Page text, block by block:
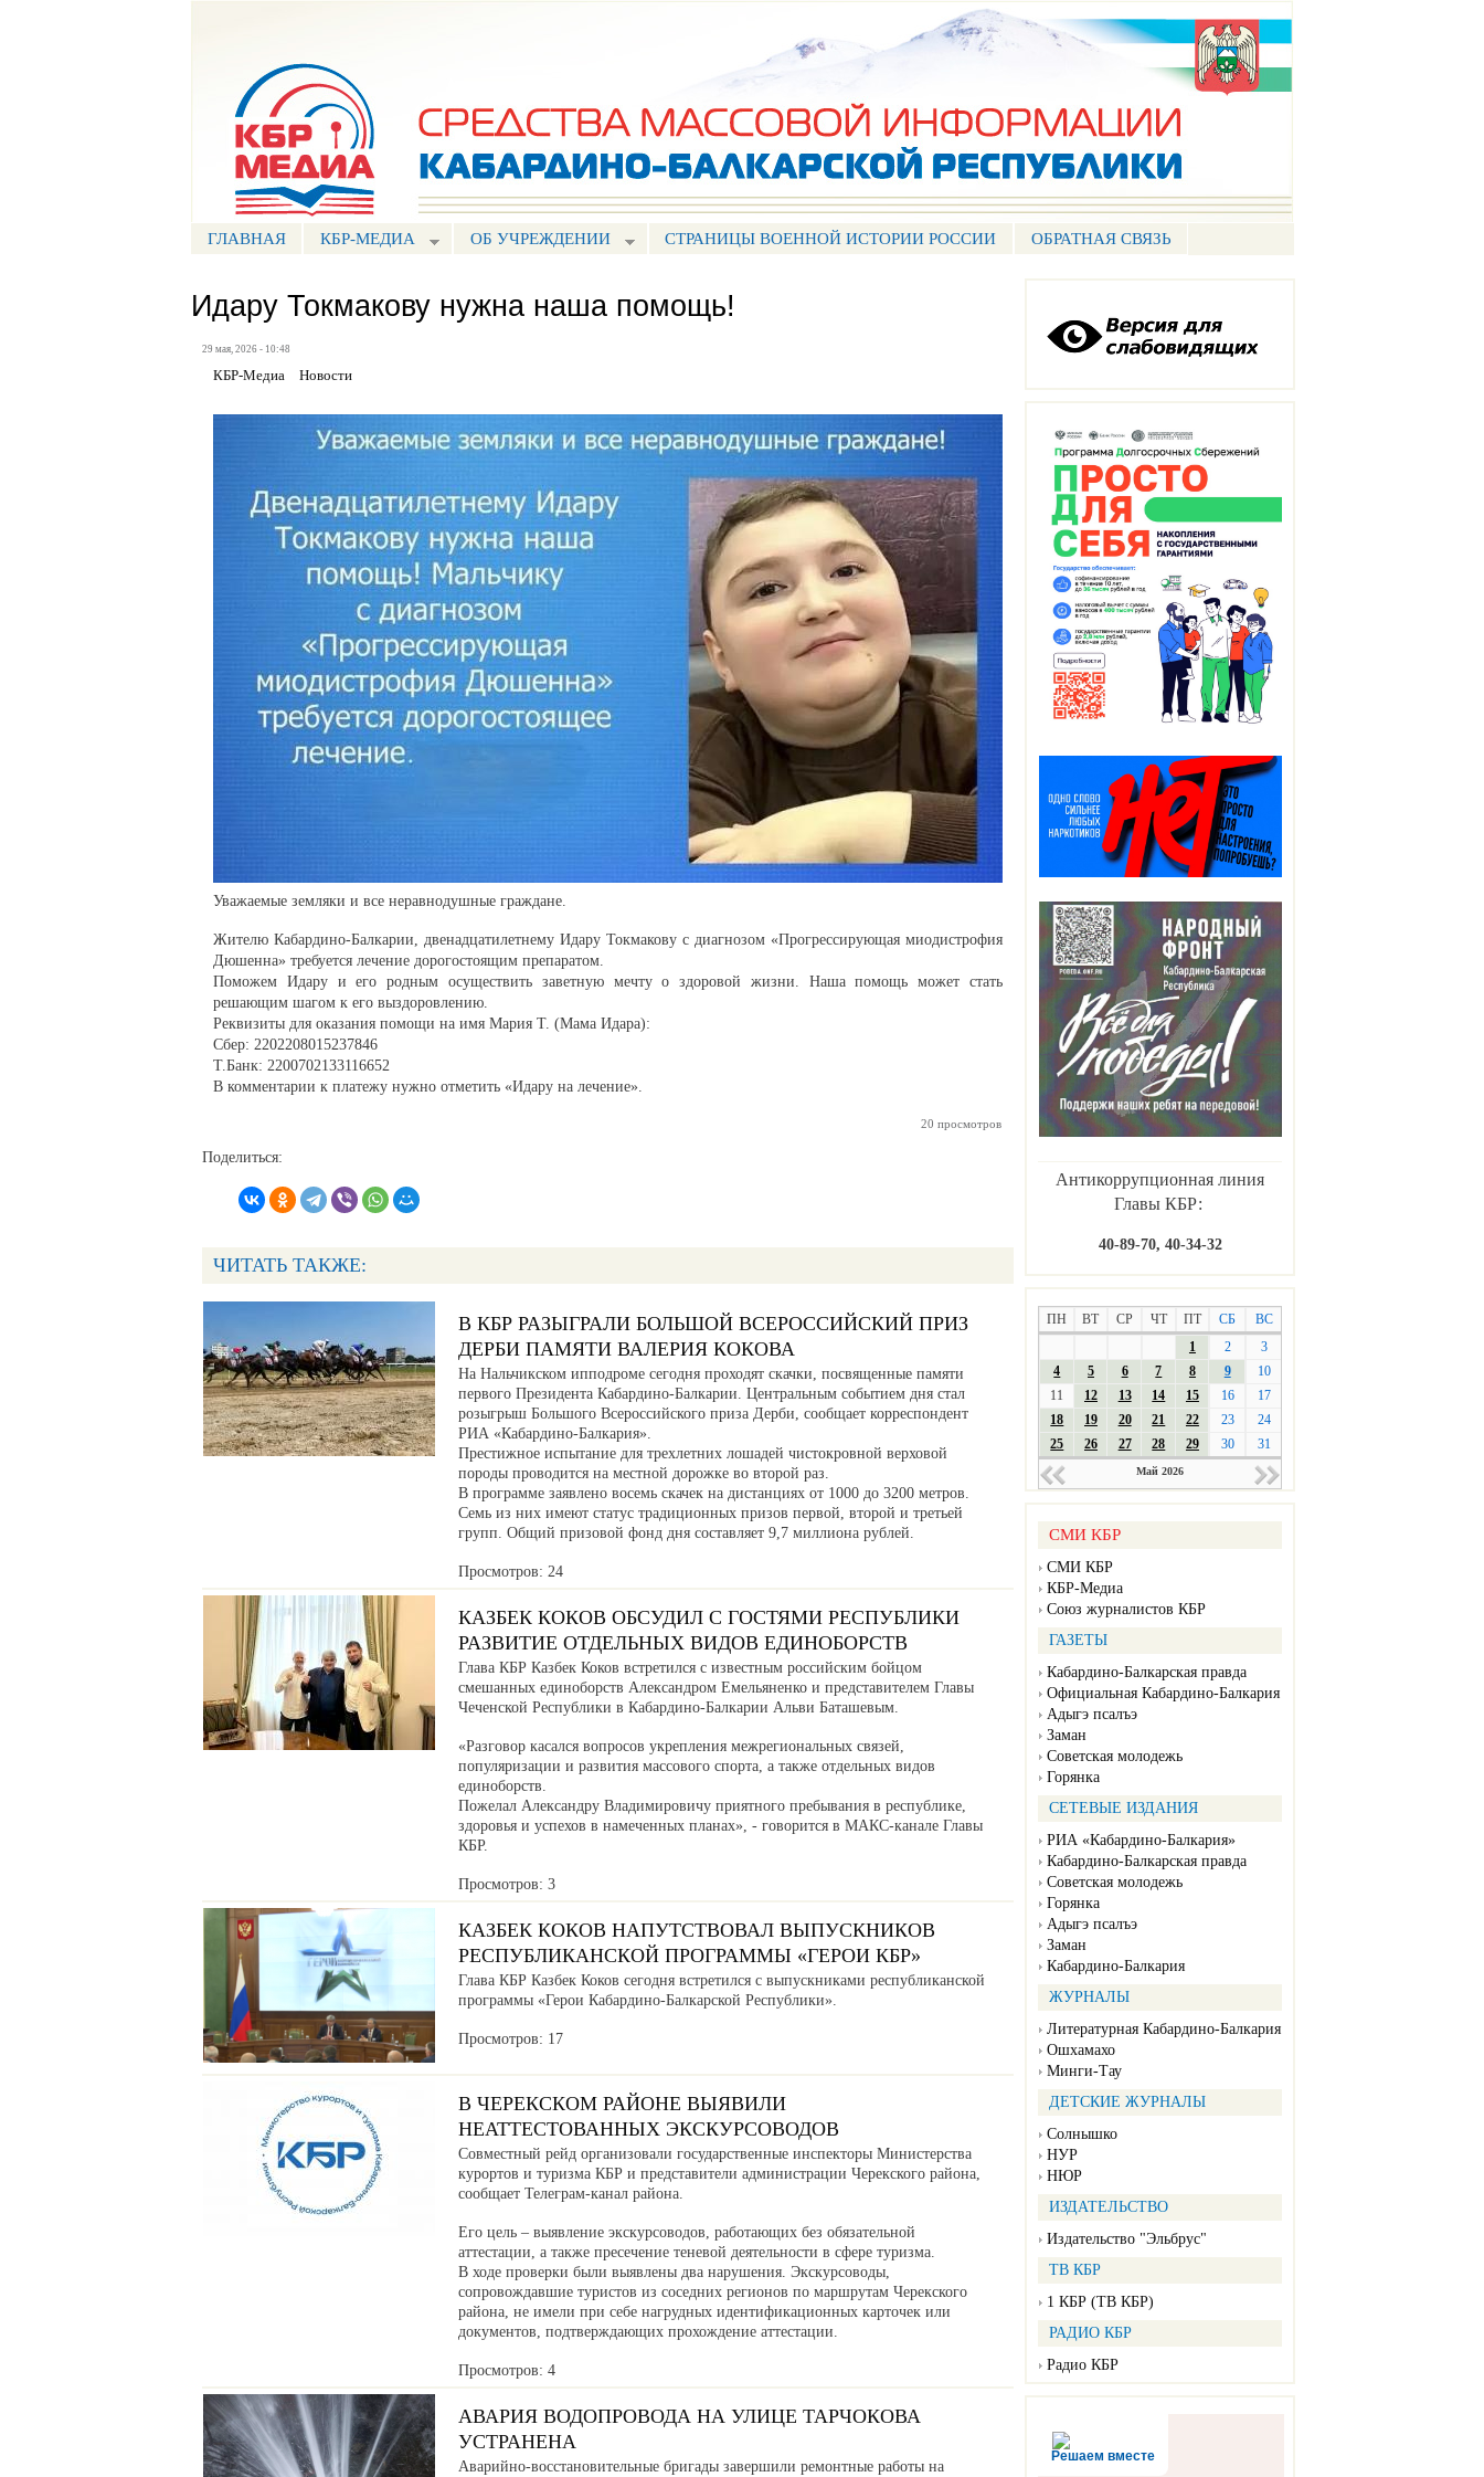
ГЛАВНАЯ КБР-МЕДИА ОБ УЧРЕЖДЕНИИ СТРАНИЦЫ ВОЕННОЙ ИСТОРИИ РОССИИ ОБРАТНАЯ СВЯЗЬ
Антикоррупционная линия
Главы КБР:
40-89-70, 40-34-32
ПН ВТ СР ЧТ ПТ СБ
ВС
1
2
3
4
5 6 7 8 9
10
11
12 13 14 15 16
17
18
19 20 21 22 23
24
25
26 27 28 29 30 31
Май 2026
СМИ КБР
СМИ КБР
КБР-Медиа
Союз журналистов КБР
ГАЗЕТЫ
Кабардино-Балкарская правда
Официальная Кабардино-Балкария
Адыгэ псалъэ
Заман
Советская молодежь
Горянка
СЕТЕВЫЕ ИЗДАНИЯ
РИА «Кабардино-Балкария»
Кабардино-Балкарская правда
Советская молодежь
Горянка
Адыгэ псалъэ
Заман
Кабардино-Балкария
ЖУРНАЛЫ
Литературная Кабардино-Балкария
Ошхамахо
Минги-Тау
ДЕТСКИЕ ЖУРНАЛЫ
Солнышко
НУР
НЮР
ИЗДАТЕЛЬСТВО
Издательство "Эльбрус"
ТВ КБР
1 КБР (ТВ КБР)
РАДИО КБР
Радио КБР
Решаем вместе
Идару Токмакову нужна наша помощь!
29 мая, 2026 - 10:48
КБР-Медиа Новости
Уважаемые земляки и все неравнодушные граждане.
Жителю Кабардино-Балкарии, двенадцатилетнему Идару Токмакову с диагнозом «Прогрессирующая миодистрофия
Дюшенна» требуется лечение дорогостоящим препаратом.
Поможем Идару и его родным осуществить заветную мечту о здоровой жизни. Наша помощь может стать
решающим шагом к его выздоровлению.
Реквизиты для оказания помощи на имя Мария Т. (Мама Идара):
Сбер: 2202208015237846
Т.Банк: 2200702133116652
В комментарии к платежу нужно отметить «Идару на лечение».
20 просмотров
Поделиться:
ЧИТАТЬ ТАКЖЕ:
В КБР РАЗЫГРАЛИ БОЛЬШОЙ ВСЕРОССИЙСКИЙ ПРИЗ
ДЕРБИ ПАМЯТИ ВАЛЕРИЯ КОКОВА
На Нальчикском ипподроме сегодня проходят скачки, посвященные памяти
первого Президента Кабардино-Балкарии. Центральным событием дня стал
розыгрыш Большого Всероссийского приза Дерби, сообщает корреспондент
РИА «Кабардино-Балкария».
Престижное испытание для трехлетних лошадей чистокровной верховой
породы проводится на местной дорожке во второй раз.
В программе заявлено восемь скачек на дистанциях от 1000 до 3200 метров.
Семь из них имеют статус традиционных призов первой, второй и третьей
групп. Общий призовой фонд дня составляет 9,7 миллиона рублей.
Просмотров: 24
КАЗБЕК КОКОВ ОБСУДИЛ С ГОСТЯМИ РЕСПУБЛИКИ
РАЗВИТИЕ ОТДЕЛЬНЫХ ВИДОВ ЕДИНОБОРСТВ
Глава КБР Казбек Коков встретился с известным российским бойцом
смешанных единоборств Александром Емельяненко и представителем Главы
Чеченской Республики в Кабардино-Балкарии Альви Баташевым.
«Разговор касался вопросов укрепления межрегиональных связей,
популяризации и развития массового спорта, а также отдельных видов
единоборств.
Пожелал Александру Владимировичу приятного пребывания в республике,
здоровья и успехов в намеченных планах», - говорится в МАКС-канале Главы
КБР.
Просмотров: 3
КАЗБЕК КОКОВ НАПУТСТВОВАЛ ВЫПУСКНИКОВ
РЕСПУБЛИКАНСКОЙ ПРОГРАММЫ «ГЕРОИ КБР»
Глава КБР Казбек Коков сегодня встретился с выпускниками республиканской
программы «Герои Кабардино-Балкарской Республики».
Просмотров: 17
В ЧЕРЕКСКОМ РАЙОНЕ ВЫЯВИЛИ
НЕАТТЕСТОВАННЫХ ЭКСКУРСОВОДОВ
Совместный рейд организовали государственные инспекторы Министерства
курортов и туризма КБР и представители администрации Черекского района,
сообщает Телеграм-канал района.
Его цель – выявление экскурсоводов, работающих без обязательной
аттестации, а также пресечение теневой деятельности в сфере туризма.
В ходе проверки были выявлены два нарушения. Экскурсоводы,
сопровождавшие туристов из соседних регионов по маршрутам Черекского
района, не имели при себе нагрудных идентификационных карточек или
документов, подтверждающих прохождение аттестации.
Просмотров: 4
АВАРИЯ ВОДОПРОВОДА НА УЛИЦЕ ТАРЧОКОВА
УСТРАНЕНА
Аварийно-восстановительные бригады завершили ремонтные работы на